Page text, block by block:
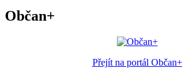
Občan+
Přejít na portál Občan+